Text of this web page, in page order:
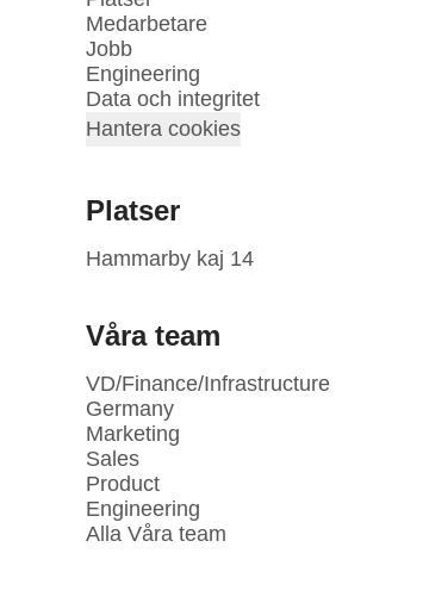
Medarbetare
Jobb
Engineering
Data och integritet
Hantera cookies
Platser
Hammarby kaj 14
Våra team
VD/Finance/Infrastructure
Germany
Marketing
Sales
Product
Engineering
Alla Våra team